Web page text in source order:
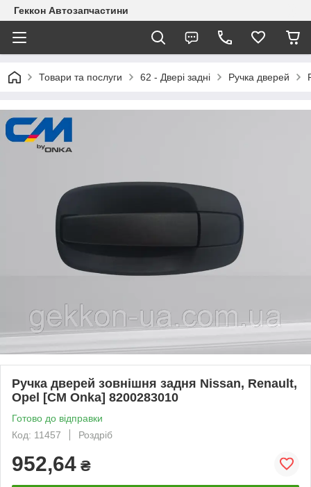
Геккон Автозапчастини
Товари та послуги 62 - Двері задні Ручка дверей
Ручка дверей зовнішня задня Nissan, Renault,
Opel [CM Onka] 8200283010
Готово до відправки
Код: 11457
Роздріб
952,64 ₴